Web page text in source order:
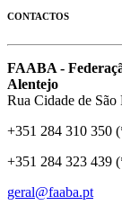
CONTACTOS
FAABA -
Alentejo
Rua Cidade de
+351 284 310 350
+351 284 323 439
geral@faaba.pt